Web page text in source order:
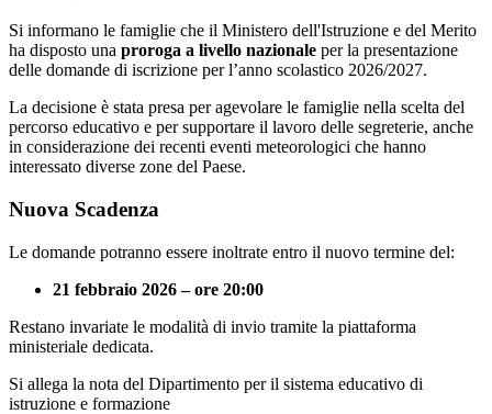
Si informano le famiglie che il Ministero dell'Istruzione e del Merito
ha disposto una proroga a livello nazionale per la presentazione
delle domande di iscrizione per l’anno scolastico 2026/2027.
La decisione è stata presa per agevolare le famiglie nella scelta del
percorso educativo e per supportare il lavoro delle segreterie, anche
in considerazione dei recenti eventi meteorologici che hanno
interessato diverse zone del Paese.
Nuova Scadenza
Le domande potranno essere inoltrate entro il nuovo termine del:
21 febbraio 2026 – ore 20:00
Restano invariate le modalità di invio tramite la piattaforma
ministeriale dedicata.
Si allega la nota del Dipartimento per il sistema educativo di
istruzione e formazione